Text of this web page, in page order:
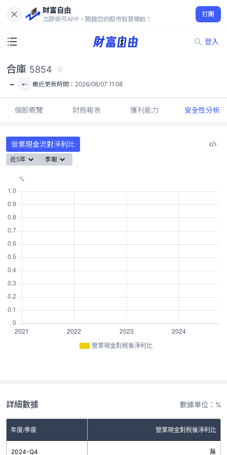
財富自由
立即使用APP，開啟您的股市智慧導航！
打開
登入
-
合庫 5854
- - 最近更新時間： 2026/08/07 11:08
個股概覽 財務報表 獲利能力 安全性分析
營業現金流對淨利比
近5年 季報
營業現金對稅後淨利比
詳細數據 數據單位：%
年度/季度 營業現金對稅後淨利比
2024-Q4 無